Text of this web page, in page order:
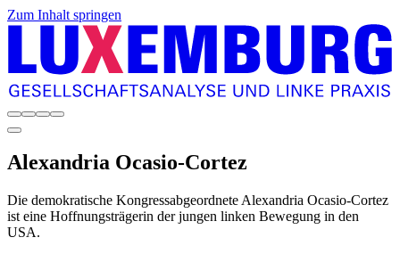
Zum Inhalt springen
Alexandria Ocasio-Cortez
Die demokratische Kongressabgeordnete Alexandria Ocasio-Cortez
ist eine Hoffnungsträgerin der jungen linken Bewegung in den
USA.